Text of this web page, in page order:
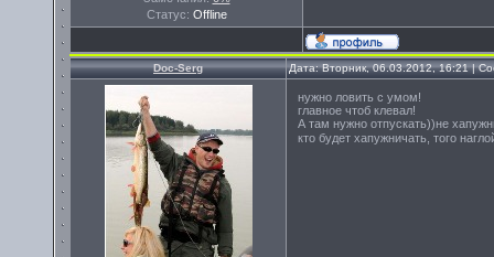
Статус: Offline
Doc-Serg Дата: Вторник, 06.03.2012, 16:21 |
нужно ловить с умом!
главное чтоб клевал!
А там нужно отпускать))не
кто будет хапужничать, того